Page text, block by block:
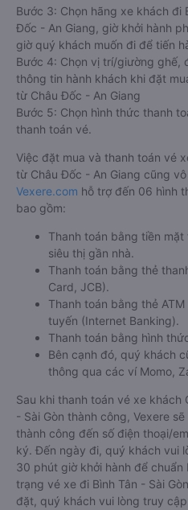
Bước 3: Chọn hãng xe khách đi
Đốc - An Giang, giờ khởi hành
giờ quý khách muốn đi để tiến
Bước 4: Chọn vị trí/giường ghế,
thông tin hành khách khi đặt
từ Châu Đốc - An Giang
Bước 5: Chọn hình thức thanh
thanh toán vé.
Việc đặt mua và thanh toán vé
từ Châu Đốc - An Giang cũng
Vexere.com hỗ trợ đến 06 hình
bao gồm:
Thanh toán bằng tiền
siêu thị gần nhà.
Thanh toán bằng thẻ
Card, JCB).
Thanh toán bằng thẻ
tuyến (Internet Banking).
Thanh toán bằng hình
Bên cạnh đó, quý khách
thông qua các ví Momo,
Sau khi thanh toán vé xe khách
- Sài Gòn thành công, Vexere
thành công đến số điện thoại/
ký. Đến ngày đi, quý khách vui
30 phút giờ khởi hành để
trạng vé xe đi Bình Tân - Sài
đặt, quý khách vui lòng truy cập